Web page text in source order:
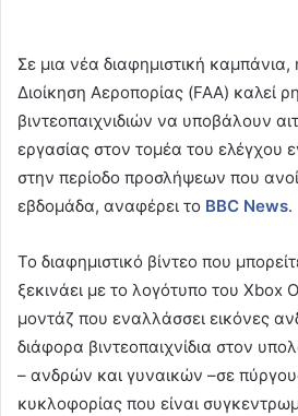
Σε μια νέα διαφημιστική
Διοίκηση Αεροπορίας (FAA) καλεί
βιντεοπαιχνιδιών να υποβάλουν
εργασίας στον τομέα του ελέγχου
στην περίοδο προσλήψεων που
εβδομάδα, αναφέρει το BBC News.
Το διαφημιστικό βίντεο που
ξεκινάει με το λογότυπο του Xbox
μοντάζ που εναλλάσσει εικόνες
διάφορα βιντεοπαιχνίδια στον
– ανδρών και γυναικών –σε
κυκλοφορίας που είναι